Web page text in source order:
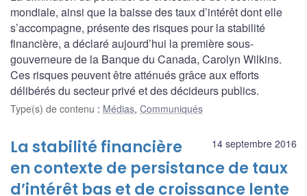
mondiale, ainsi que la baisse des taux d’intérêt dont elle
s’accompagne, présente des risques pour la stabilité
financière, a déclaré aujourd’hui la première sous-
gouverneure de la Banque du Canada, Carolyn Wilkins.
Ces risques peuvent être atténués grâce aux efforts
délibérés du secteur privé et des décideurs publics.
Type(s) de contenu : Médias, Communiqués
14 septembre 2016
La stabilité financière
en contexte de persistance de taux
d’intérêt bas et de croissance lente